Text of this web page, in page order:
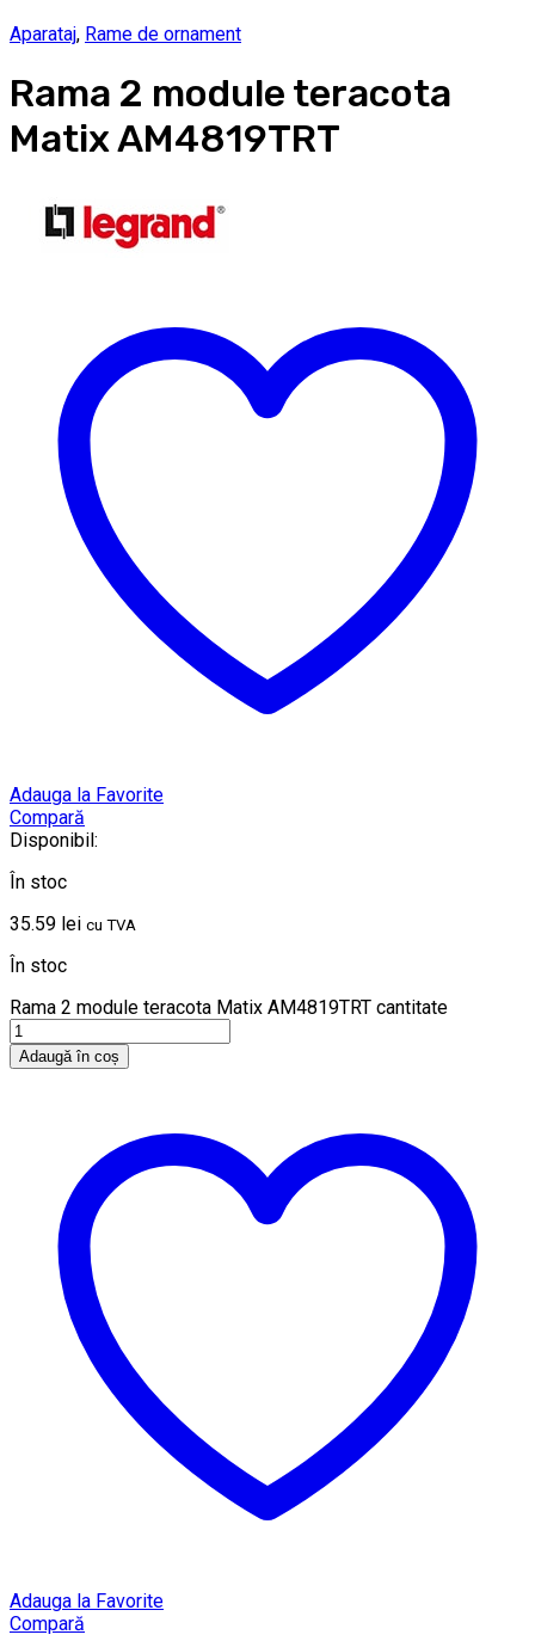
Aparataj, Rame de ornament
Rama 2 module teracota
Matix AM4819TRT
Adauga la Favorite
Compară
Disponibil:
În stoc
35.59 lei cu TVA
În stoc
Rama 2 module teracota Matix AM4819TRT cantitate
Adaugă în coș
Adauga la Favorite
Compară